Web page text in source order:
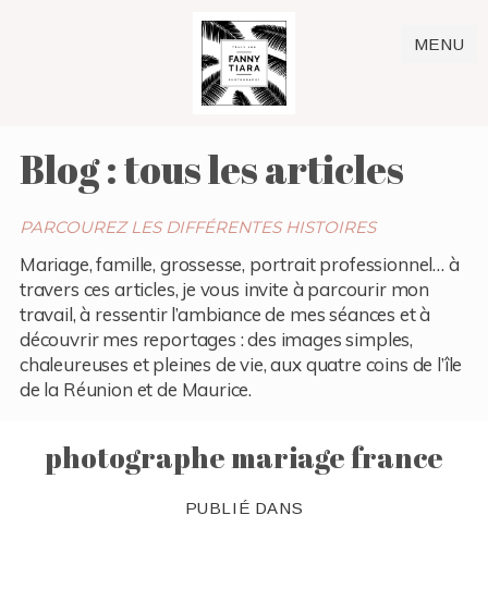
MENU
Blog : tous les articles
PARCOUREZ LES DIFFÉRENTES HISTOIRES
Mariage, famille, grossesse, portrait professionnel… à
travers ces articles, je vous invite à parcourir mon
travail, à ressentir l’ambiance de mes séances et à
découvrir mes reportages : des images simples,
chaleureuses et pleines de vie, aux quatre coins de l’île
de la Réunion et de Maurice.
photographe mariage france
PUBLIÉ DANS